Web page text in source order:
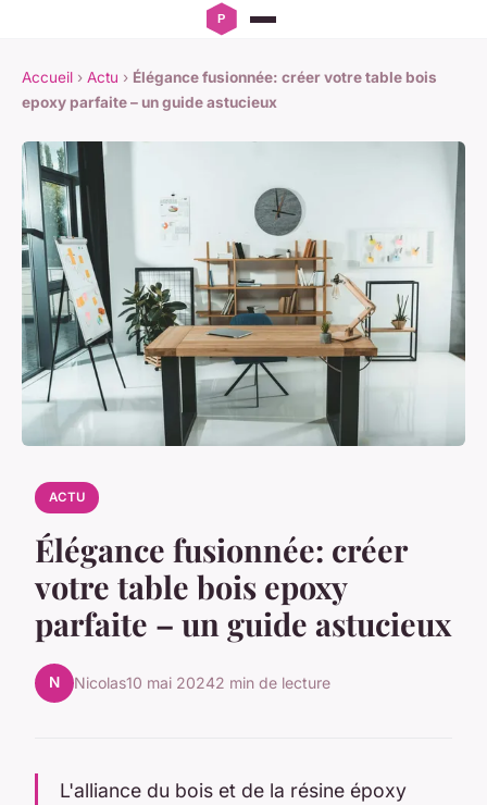
Accueil › Actu › Élégance fusionnée: créer votre table bois
epoxy parfaite – un guide astucieux
ACTU
Élégance fusionnée: créer
votre table bois epoxy
parfaite – un guide astucieux
N Nicolas10 mai 20242 min de lecture
L'alliance du bois et de la résine époxy